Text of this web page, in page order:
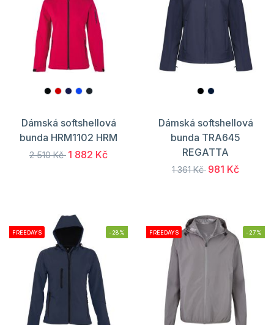
Dámská softshellová
bunda HRM1102 HRM
2 510 Kč 1 882 Kč
Dámská softshellová
bunda TRA645
REGATTA
1 361 Kč 981 Kč
FREEDAYS -28% FREEDAYS -27%